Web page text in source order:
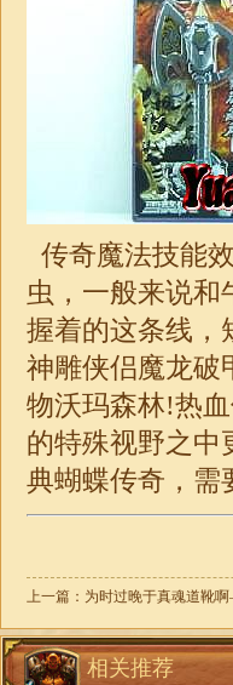
传奇魔法技能
虫，一般来说和
握着的这条线，
神雕侠侣魔龙破
物沃玛森林!热
的特殊视野之中
典蝴蝶传奇，需
上一篇： 为时过晚于真魂道靴
相关推荐